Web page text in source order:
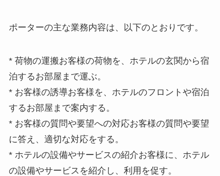
ポーターの主な業務内容は、以下のとおりです。
* 荷物の運搬お客様の荷物を、ホテルの玄関から宿
泊するお部屋まで運ぶ。
* お客様の誘導お客様を、ホテルのフロントや宿泊
するお部屋まで案内する。
* お客様の質問や要望への対応お客様の質問や要望
に答え、適切な対応をする。
* ホテルの設備やサービスの紹介お客様に、ホテル
の設備やサービスを紹介し、利用を促す。